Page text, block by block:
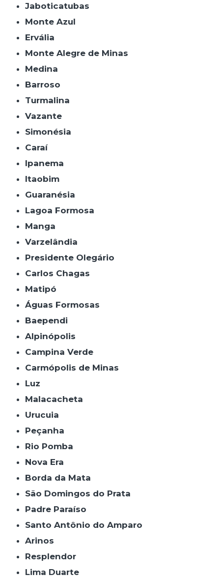
Jaboticatubas
Monte Azul
Ervália
Monte Alegre de Minas
Medina
Barroso
Turmalina
Vazante
Simonésia
Caraí
Ipanema
Itaobim
Guaranésia
Lagoa Formosa
Manga
Varzelândia
Presidente Olegário
Carlos Chagas
Matipó
Águas Formosas
Baependi
Alpinópolis
Campina Verde
Carmópolis de Minas
Luz
Malacacheta
Urucuia
Peçanha
Rio Pomba
Nova Era
Borda da Mata
São Domingos do Prata
Padre Paraíso
Santo Antônio do Amparo
Arinos
Resplendor
Lima Duarte